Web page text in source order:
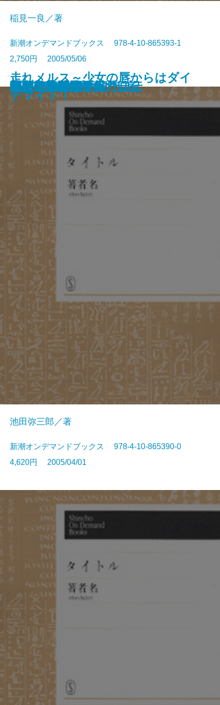
なまみこ物語
十一の色硝子
ポポイ
夢のなかの街
星と舵
愛・自由・幸福
森
ダイヤモンドの四季
探偵事務所23
男は旗
稲見一良／著
新潮オンデマンドブックス 978-4-10-865393-1
2,750円 2005/05/06
私の食物誌
池田弥三郎／著
新潮オンデマンドブックス 978-4-10-865390-0
4,620円 2005/04/01
桜島・日の果て
樋口一葉伝 一葉の日記
小説に書けなかった自伝
走れメルス～少女の唇からはダイ
ナマイト！
回想 太宰治
歴史への感情旅行
からかご大名
きびだんご侍
チェーホフの手帖